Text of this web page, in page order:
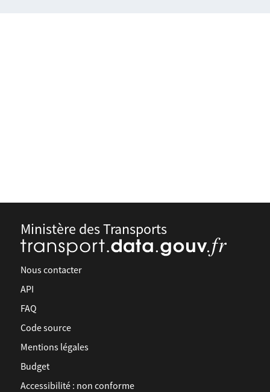
Ministère des Transports
Nous contacter
API
FAQ
Code source
Mentions légales
Budget
Accessibilité : non conforme